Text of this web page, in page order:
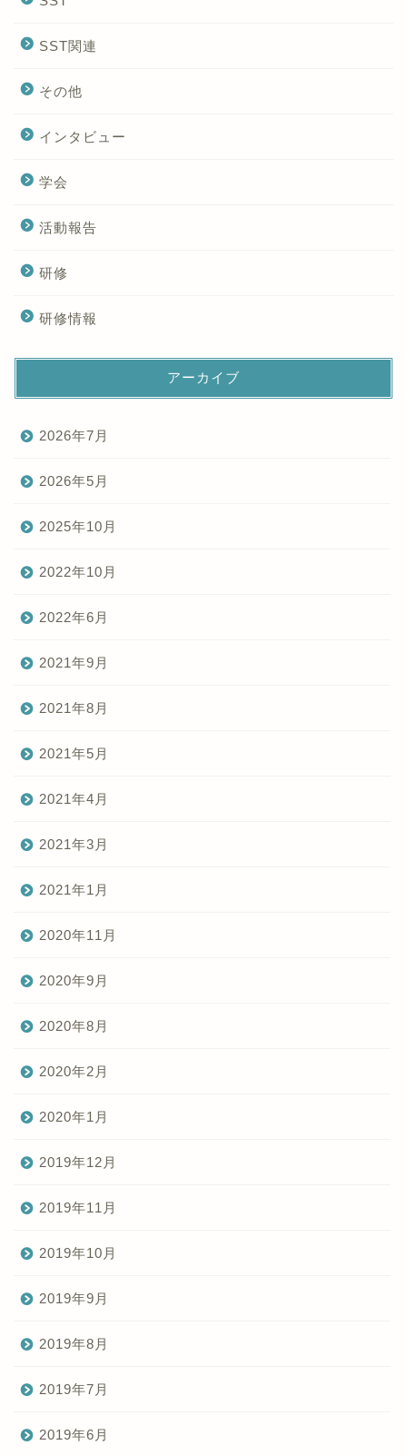
SST関連
その他
インタビュー
学会
活動報告
研修
研修情報
アーカイブ
2026年7月
2026年5月
2025年10月
2022年10月
2022年6月
2021年9月
2021年8月
2021年5月
2021年4月
2021年3月
2021年1月
2020年11月
2020年9月
2020年8月
2020年2月
2020年1月
2019年12月
2019年11月
2019年10月
2019年9月
2019年8月
2019年7月
2019年6月